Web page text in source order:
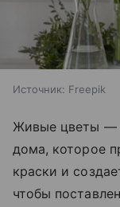
Источник: Freepik
Живые цветы —
дома, которое
краски и
чтобы